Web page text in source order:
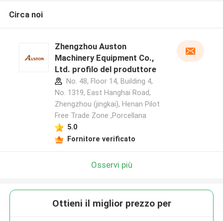
Lasciate un messaggio
Circa noi
Zhengzhou Auston
Machinery Equipment Co.,
Ltd. profilo del produttore
No. 48, Floor 14, Building 4,
No. 1319, East Hanghai Road,
Zhengzhou (jingkai), Henan Pilot
Free Trade Zone ,Porcellana
5.0
Fornitore verificato
Osservi più
Ottieni il miglior prezzo per